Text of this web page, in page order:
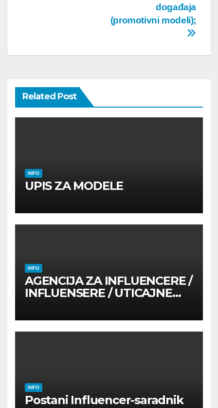
događaja
(promotivni modeli);
Related Post
INFO
UPIS ZA MODELE
INFO
AGENCIJA ZA INFLUENCERE /
INFLUENSERE / UTICAJNE
INFO
Postani Influencer-saradnik